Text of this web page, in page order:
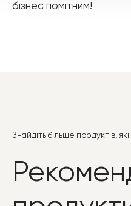
бізнес помітним!
Знайдіть більше продуктів,